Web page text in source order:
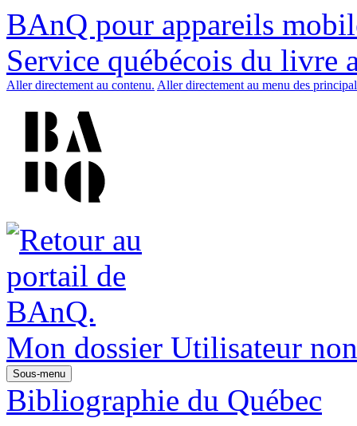
BAnQ pour appareils
Service québécois du livre
Aller directement au contenu. Aller directement au menu des
Mon dossier Utilisateur
Sous-menu
Bibliographie du Québec